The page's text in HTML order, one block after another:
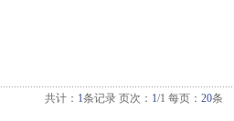
共计： 1条记录 页次： 1/1 每页： 20条